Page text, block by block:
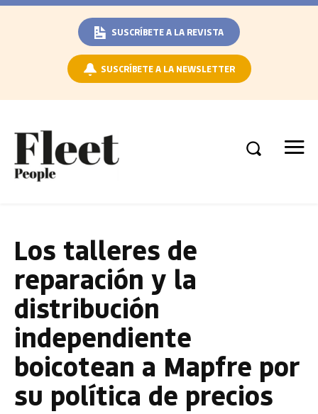
SUSCRÍBETE A LA REVISTA
SUSCRÍBETE A LA NEWSLETTER
Los talleres de
reparación y la
distribución
independiente
boicotean a Mapfre por
su política de precios